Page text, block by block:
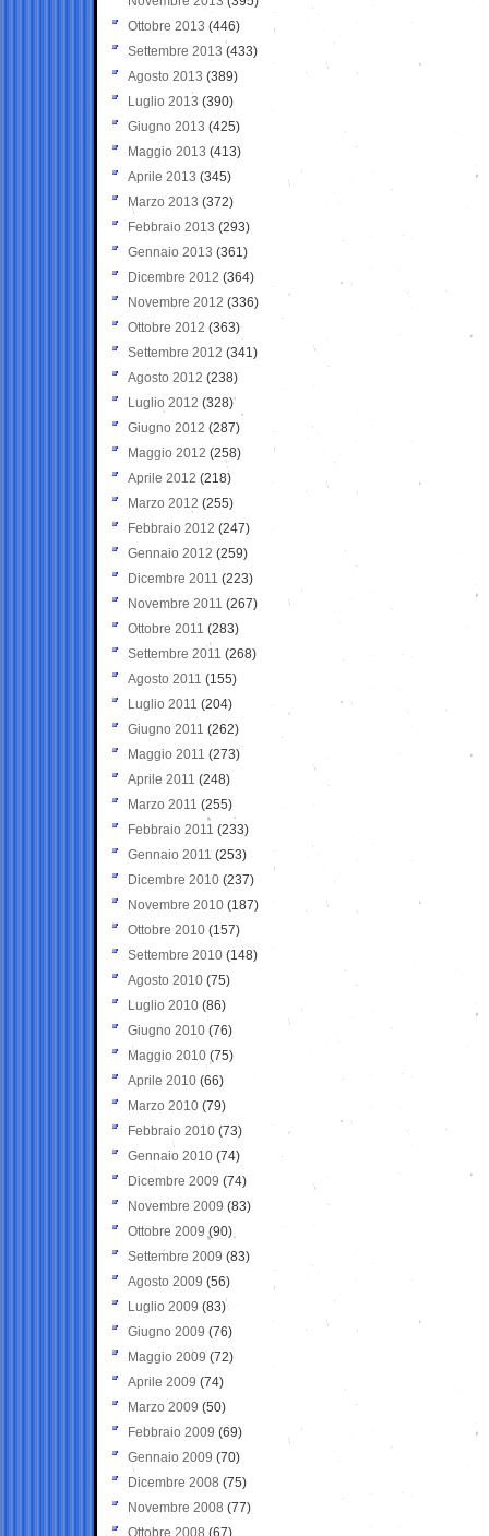
Ottobre 2013 (446)
Settembre 2013 (433)
Agosto 2013 (389)
Luglio 2013 (390)
Giugno 2013 (425)
Maggio 2013 (413)
Aprile 2013 (345)
Marzo 2013 (372)
Febbraio 2013 (293)
Gennaio 2013 (361)
Dicembre 2012 (364)
Novembre 2012 (336)
Ottobre 2012 (363)
Settembre 2012 (341)
Agosto 2012 (238)
Luglio 2012 (328)
Giugno 2012 (287)
Maggio 2012 (258)
Aprile 2012 (218)
Marzo 2012 (255)
Febbraio 2012 (247)
Gennaio 2012 (259)
Dicembre 2011 (223)
Novembre 2011 (267)
Ottobre 2011 (283)
Settembre 2011 (268)
Agosto 2011 (155)
Luglio 2011 (204)
Giugno 2011 (262)
Maggio 2011 (273)
Aprile 2011 (248)
Marzo 2011 (255)
Febbraio 2011 (233)
Gennaio 2011 (253)
Dicembre 2010 (237)
Novembre 2010 (187)
Ottobre 2010 (157)
Settembre 2010 (148)
Agosto 2010 (75)
Luglio 2010 (86)
Giugno 2010 (76)
Maggio 2010 (75)
Aprile 2010 (66)
Marzo 2010 (79)
Febbraio 2010 (73)
Gennaio 2010 (74)
Dicembre 2009 (74)
Novembre 2009 (83)
Ottobre 2009 (90)
Settembre 2009 (83)
Agosto 2009 (56)
Luglio 2009 (83)
Giugno 2009 (76)
Maggio 2009 (72)
Aprile 2009 (74)
Marzo 2009 (50)
Febbraio 2009 (69)
Gennaio 2009 (70)
Dicembre 2008 (75)
Novembre 2008 (77)
Ottobre 2008 (67)